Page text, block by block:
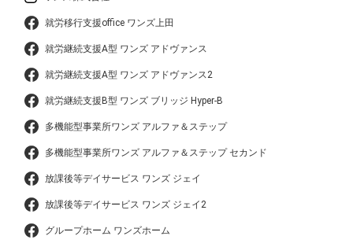
就労移行支援office ワンズ上田
就労継続支援A型 ワンズ アドヴァンス
就労継続支援A型 ワンズ アドヴァンス2
就労継続支援B型 ワンズ ブリッジ Hyper-B
多機能型事業所ワンズ アルファ＆ステップ
多機能型事業所ワンズ アルファ＆ステップ セカンド
放課後等デイサービス ワンズ ジェイ
放課後等デイサービス ワンズ ジェイ2
グループホーム ワンズホーム